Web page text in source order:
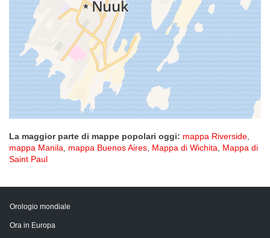
La maggior parte di mappe popolari oggi: mappa Riverside,
mappa Manila, mappa Buenos Aires, Mappa di Wichita, Mappa di
Saint Paul
Orologio mondiale
Ora in Europa